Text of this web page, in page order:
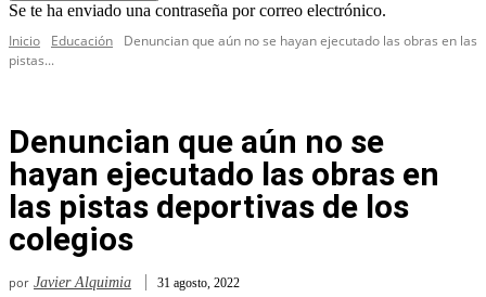
Se te ha enviado una contraseña por correo electrónico.
Inicio
Educación
Denuncian que aún no se hayan ejecutado las obras en las
pistas...
Denuncian que aún no se
hayan ejecutado las obras en
las pistas deportivas de los
colegios
por Javier Alquimia 31 agosto, 2022